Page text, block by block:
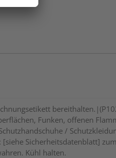
Funken, offenen
/
Sicherheitsdatenblatt]
Kühl halten.